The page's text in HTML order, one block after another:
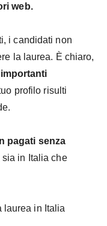
web.
i candidati non
la laurea. È chiaro,
profilo risulti
pagati senza
in Italia che
laurea in Italia